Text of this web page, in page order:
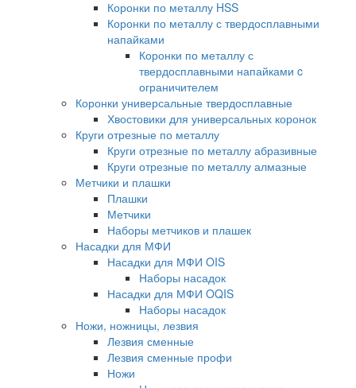
Коронки по металлу HSS
Коронки по металлу с твердосплавными
напайками
Коронки по металлу с
твердосплавными напайками c
ограничителем
Коронки универсальные твердосплавные
Хвостовики для универсальных коронок
Круги отрезные по металлу
Круги отрезные по металлу абразивные
Круги отрезные по металлу алмазные
Метчики и плашки
Плашки
Метчики
Наборы метчиков и плашек
Насадки для МФИ
Насадки для МФИ OIS
Наборы насадок
Насадки для МФИ OQIS
Наборы насадок
Ножи, ножницы, лезвия
Лезвия сменные
Лезвия сменные профи
Ножи